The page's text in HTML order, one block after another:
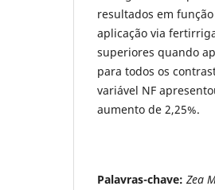
resultados em
aplicação via
superiores quando
para todos os
variável NF
aumento de 2,25%.
Palavras-chave: Zea